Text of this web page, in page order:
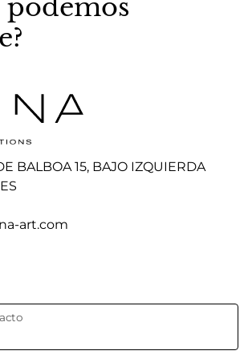
podemos
BALBOA 15, BAJO IZQUIERDA
art.com